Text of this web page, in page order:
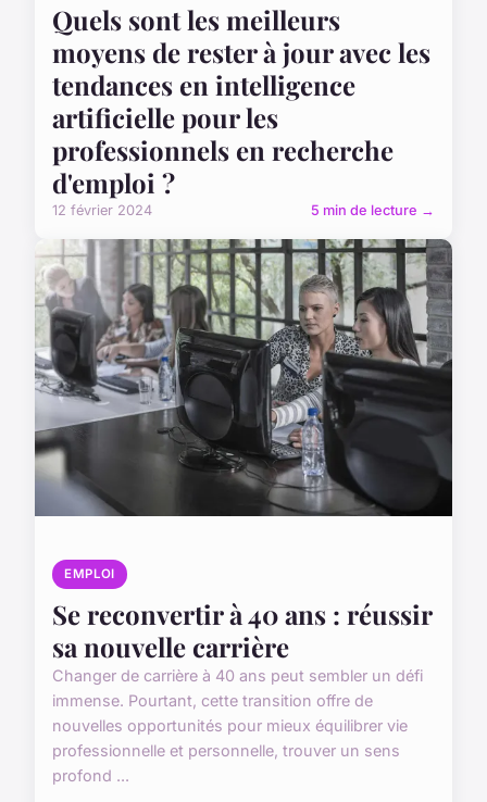
Quels sont les meilleurs
moyens de rester à jour avec les
tendances en intelligence
artificielle pour les
professionnels en recherche
d'emploi ?
12 février 2024 5 min de lecture →
EMPLOI
Se reconvertir à 40 ans : réussir
sa nouvelle carrière
Changer de carrière à 40 ans peut sembler un défi
immense. Pourtant, cette transition offre de
nouvelles opportunités pour mieux équilibrer vie
professionnelle et personnelle, trouver un sens
profond ...